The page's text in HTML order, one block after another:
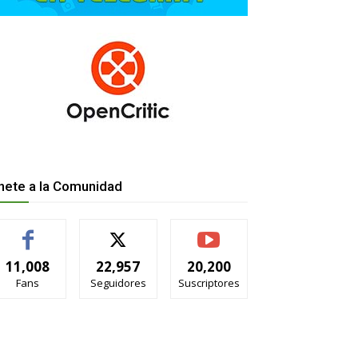
a la Comunidad
11,008
Fans
22,957
Seguidores
20,200
Suscriptores